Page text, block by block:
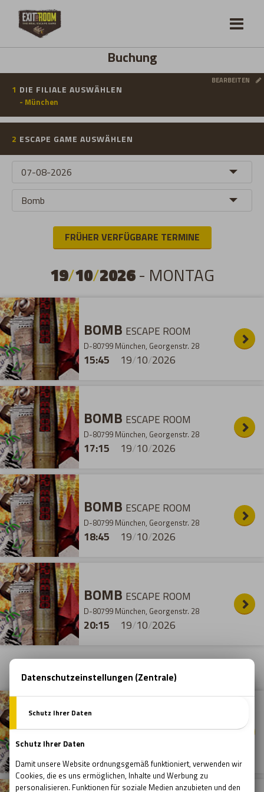
Buchung
1 DIE FILIALE AUSWÄHLEN
- München
BEARBEITEN
2 ESCAPE GAME AUSWÄHLEN
FRÜHER VERFÜGBARE TERMINE
19/10/2026- MONTAG
19/10/2026
15:45
BOMB ESCAPE ROOM
D-80799 München, Georgenstr. 28
19/10/2026
17:15
BOMB ESCAPE ROOM
D-80799 München, Georgenstr. 28
19/10/2026
18:45
BOMB ESCAPE ROOM
D-80799 München, Georgenstr. 28
19/10/2026
20:15
BOMB ESCAPE ROOM
D-80799 München, Georgenstr. 28
20 / 10 / 2026 - DIENSTAG
BOMB
Liebe Besucher!
unser Escape Room aufgrund von
vorübergehend geschlossen wird und
voraussichtlich in drei Monaten wieder seine